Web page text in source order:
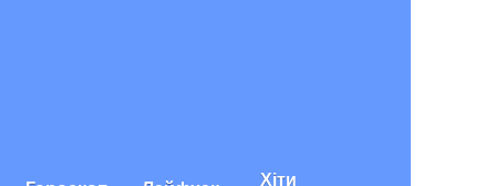
Хіти